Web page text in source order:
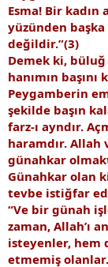
Esma! Bir
yüzünden
değildir.”(3)
Demek ki,
hanımın
Peygamberin
şekilde başın
farz-ı ayndır.
haramdır.
günahkar
Günahkar olan
tevbe istiğfar
“Ve bir günah
zaman, Allah’ı
isteyenler, hem
etmemiş